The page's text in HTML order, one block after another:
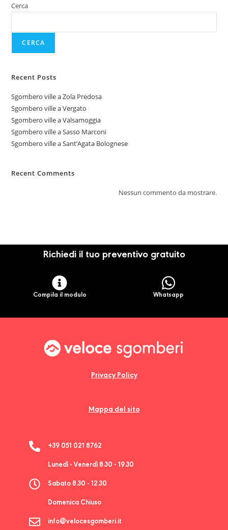
Cerca
CERCA
Recent Posts
Sgombero ville a Zola Predosa
Sgombero ville a Vergato
Sgombero ville a Valsamoggia
Sgombero ville a Sasso Marconi
Sgombero ville a Sant’Agata Bolognese
Recent Comments
Nessun commento da mostrare.
Richiedi il tuo preventivo gratuito
Compila il modulo Whatsapp
Privacy Policy
Mappa del sito
+39 051 021 8762
Lunedì - Venerdì 8.30 - 19.30
Sabato 8.30 - 12.30
Domenica Chiuso
info@velocesgomberi.it